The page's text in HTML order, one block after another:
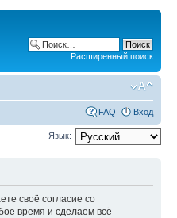
Расширенный поиск
FAQ Вход
Язык:
своё согласие со
время и сделаем всё